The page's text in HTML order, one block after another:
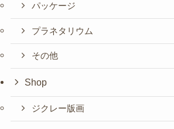
パッケージ
プラネタリウム
その他
Shop
ジクレー版画